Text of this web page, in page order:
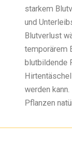
starkem
und
Blutverlust
temporärem
blutbildende
werden
Pflanzen